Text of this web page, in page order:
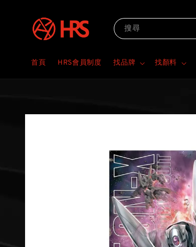
搜尋
首頁 HRS會員制度 找品牌 找顏料